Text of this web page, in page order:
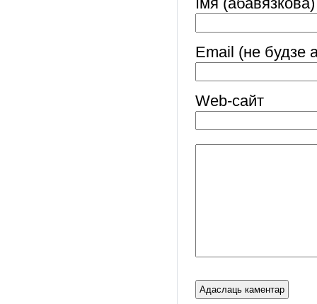
Email (не будзе
Web-cайт